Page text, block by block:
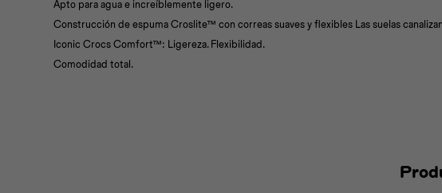
Apto para agua e increíblemente ligero.
Construcción de espuma Croslite™ con correas suaves y flexibles Las suelas
Iconic Crocs Comfort™: Ligereza. Flexibilidad.
Comodidad total.